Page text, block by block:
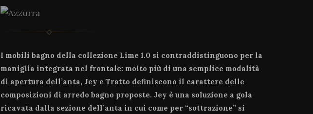
I mobili bagno della collezione Lime 1.0 si contraddistinguono per la
maniglia integrata nel frontale: molto più di una semplice modalità
di apertura dell’anta, Jey e Tratto definiscono il carattere delle
composizioni di arredo bagno proposte. Jey è una soluzione a gola
ricavata dalla sezione dell’anta in cui come per “sottrazione” si